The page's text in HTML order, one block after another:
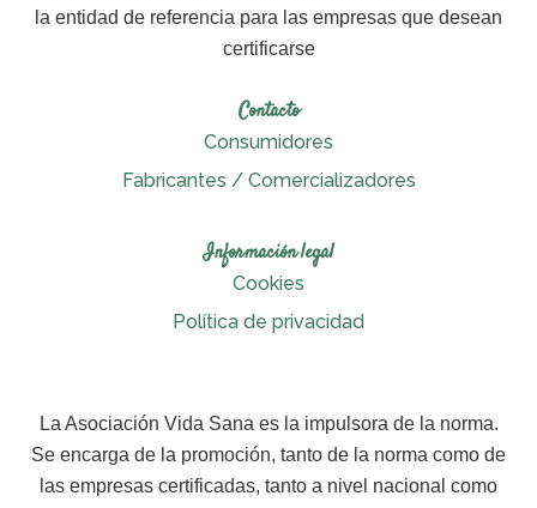
la entidad de referencia para las empresas que desean
certificarse
Contacto
Consumidores
Fabricantes / Comercializadores
Información legal
Cookies
Política de privacidad
La Asociación Vida Sana es la impulsora de la norma.
Se encarga de la promoción, tanto de la norma como de
las empresas certificadas, tanto a nivel nacional como